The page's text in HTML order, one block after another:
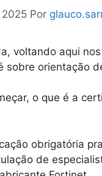
Por
voltando aqui
sobre orientação
o que é a
obrigatória
de